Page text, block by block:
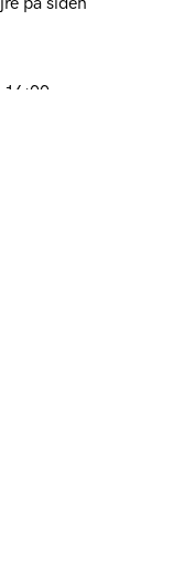
på siden
16:00